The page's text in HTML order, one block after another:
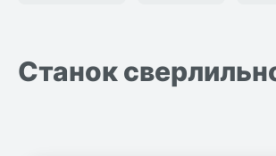
Станок